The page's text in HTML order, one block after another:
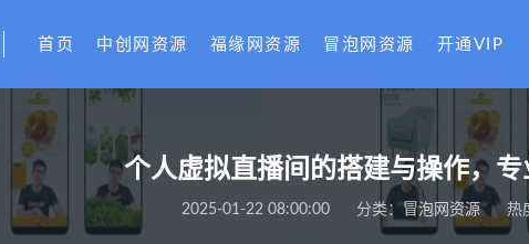
首页 中创网资源 福缘网资源 冒泡网资源 开通VIP
个人虚拟直播间的搭建与操作，
2025-01-22 08:00:00 分类： 冒泡网资源 热